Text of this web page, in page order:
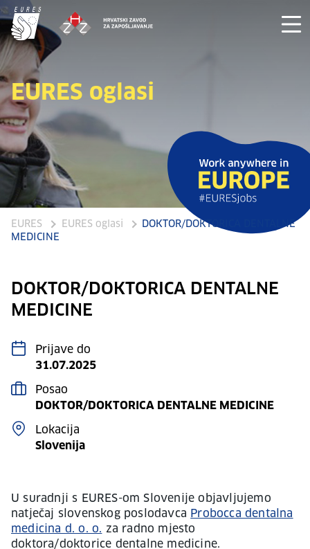
EURES oglasi
EURES EURES oglasi
DOKTOR/DOKTORICA DENTALNE
MEDICINE
DOKTOR/DOKTORICA DENTALNE
MEDICINE
Prijave do
31.07.2025
Posao
DOKTOR/DOKTORICA DENTALNE MEDICINE
Lokacija
Slovenija
U suradnji s EURES-om Slovenije objavljujemo
natječaj slovenskog poslodavca Probocca dentalna
medicina d. o. o. za radno mjesto
doktora/doktorice dentalne medicine.